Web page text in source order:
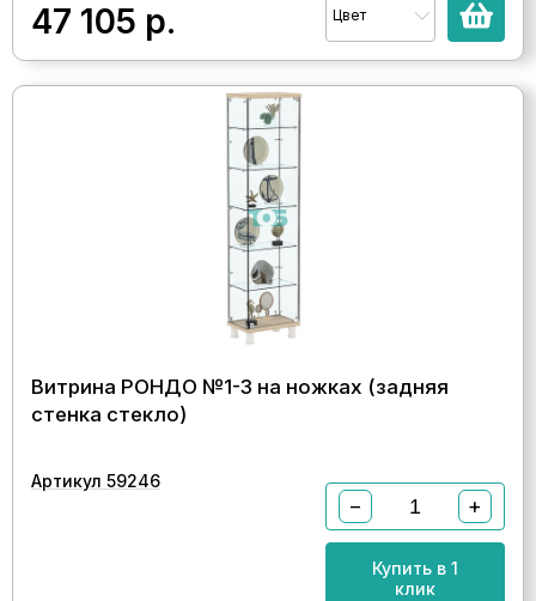
47 105 р. Цвет
Витрина РОНДО №1-3 на ножках (задняя
стенка стекло)
Артикул 59246
− +
Купить в 1
клик